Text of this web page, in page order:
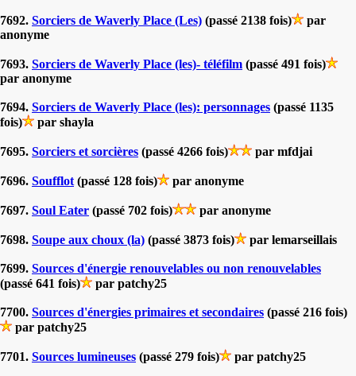
7692. Sorciers de Waverly Place (Les) (passé 2138 fois)
par
anonyme
7693. Sorciers de Waverly Place (les)- téléfilm (passé 491 fois)
par anonyme
7694. Sorciers de Waverly Place (les): personnages (passé 1135
fois)
par shayla
7695. Sorciers et sorcières (passé 4266 fois) par mfdjai
7696. Soufflot (passé 128 fois) par anonyme
7697. Soul Eater (passé 702 fois) par anonyme
7698. Soupe aux choux (la) (passé 3873 fois) par lemarseillais
7699. Sources d'énergie renouvelables ou non renouvelables
(passé 641 fois)
par patchy25
7700. Sources d'énergies primaires et secondaires (passé 216 fois)
par patchy25
7701. Sources lumineuses (passé 279 fois) par patchy25